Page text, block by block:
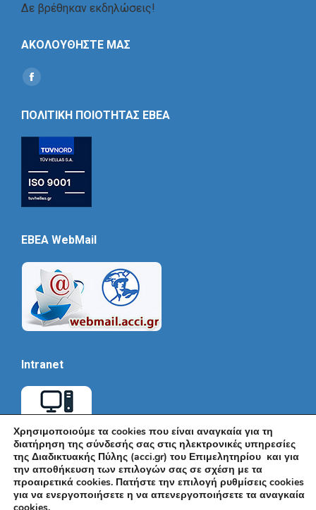
Δε βρέθηκαν εκδηλώσεις!
ΑΚΟΛΟΥΘΗΣΤΕ ΜΑΣ
Find us on:
Social
ΠΟΛΙΤΙΚΗ ΠΟΙΟΤΗΤΑΣ ΕΒΕΑ
EBEA WebMail
Intranet
Χρησιμοποιούμε τα cookies που είναι αναγκαία για τη
διατήρηση της σύνδεσής σας στις ηλεκτρονικές υπηρεσίες
της Διαδικτυακής Πύλης (acci.gr) του Επιμελητηρίου και για
την αποθήκευση των επιλογών σας σε σχέση με τα
προαιρετικά cookies. Πατήστε την επιλογή ρυθμίσεις cookies
για να ενεργοποιήσετε η να απενεργοποιήσετε τα αναγκαία